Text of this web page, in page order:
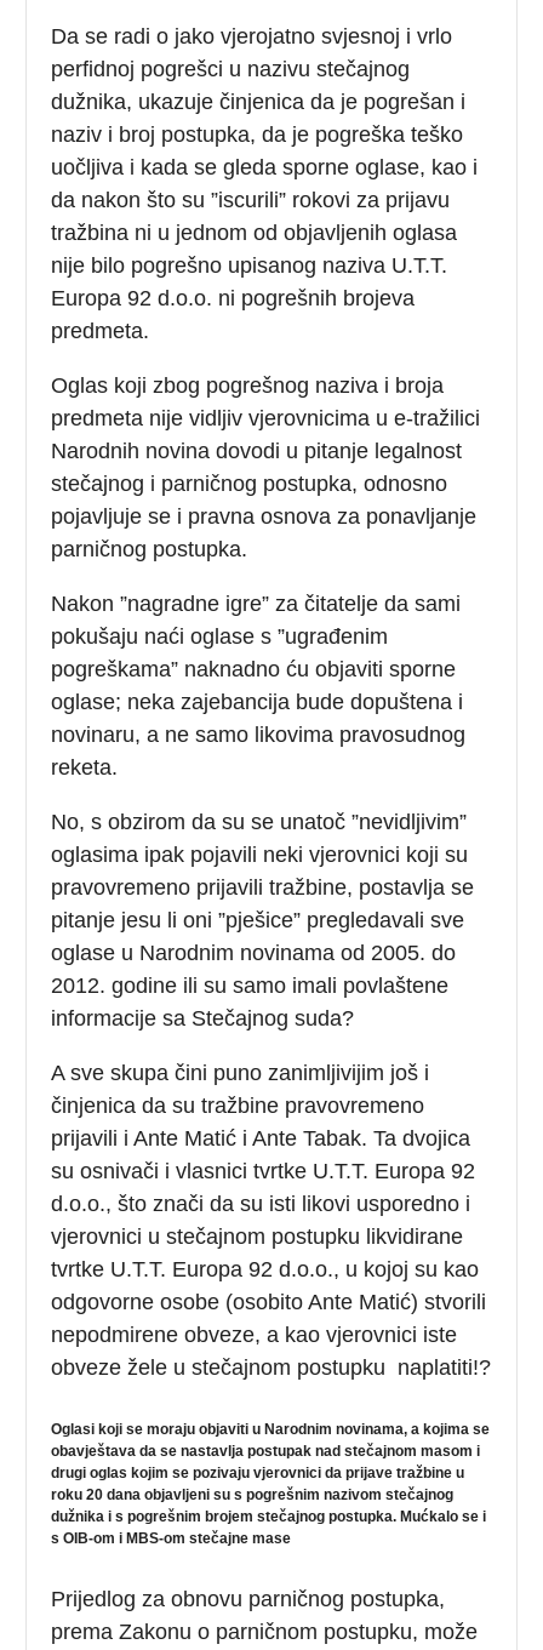
Da se radi o jako vjerojatno svjesnoj i vrlo
perfidnoj pogrešci u nazivu stečajnog
dužnika, ukazuje činjenica da je pogrešan i
naziv i broj postupka, da je pogreška teško
uočljiva i kada se gleda sporne oglase, kao i
da nakon što su ”iscurili” rokovi za prijavu
tražbina ni u jednom od objavljenih oglasa
nije bilo pogrešno upisanog naziva U.T.T.
Europa 92 d.o.o. ni pogrešnih brojeva
predmeta.
Oglas koji zbog pogrešnog naziva i broja
predmeta nije vidljiv vjerovnicima u e-tražilici
Narodnih novina dovodi u pitanje legalnost
stečajnog i parničnog postupka, odnosno
pojavljuje se i pravna osnova za ponavljanje
parničnog postupka.
Nakon ”nagradne igre” za čitatelje da sami
pokušaju naći oglase s ”ugrađenim
pogreškama” naknadno ću objaviti sporne
oglase; neka zajebancija bude dopuštena i
novinaru, a ne samo likovima pravosudnog
reketa.
No, s obzirom da su se unatoč ”nevidljivim”
oglasima ipak pojavili neki vjerovnici koji su
pravovremeno prijavili tražbine, postavlja se
pitanje jesu li oni ”pješice” pregledavali sve
oglase u Narodnim novinama od 2005. do
2012. godine ili su samo imali povlaštene
informacije sa Stečajnog suda?
A sve skupa čini puno zanimljivijim još i
činjenica da su tražbine pravovremeno
prijavili i Ante Matić i Ante Tabak. Ta dvojica
su osnivači i vlasnici tvrtke U.T.T. Europa 92
d.o.o., što znači da su isti likovi usporedno i
vjerovnici u stečajnom postupku likvidirane
tvrtke U.T.T. Europa 92 d.o.o., u kojoj su kao
odgovorne osobe (osobito Ante Matić) stvorili
nepodmirene obveze, a kao vjerovnici iste
obveze žele u stečajnom postupku naplatiti!?
Oglasi koji se moraju objaviti u Narodnim novinama, a kojima se
obavještava da se nastavlja postupak nad stečajnom masom i
drugi oglas kojim se pozivaju vjerovnici da prijave tražbine u
roku 20 dana objavljeni su s pogrešnim nazivom stečajnog
dužnika i s pogrešnim brojem stečajnog postupka. Mućkalo se i
s OIB-om i MBS-om stečajne mase
Prijedlog za obnovu parničnog postupka,
prema Zakonu o parničnom postupku, može